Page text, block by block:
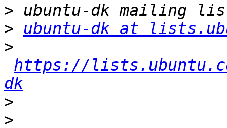
>
>
ubuntu-dk at
>
https://
dk
>
>